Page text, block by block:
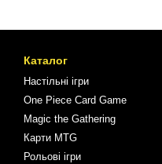
Каталог
Настільні ігри
One Piece Card Game
Magic the Gathering
Карти MTG
Рольові ігри